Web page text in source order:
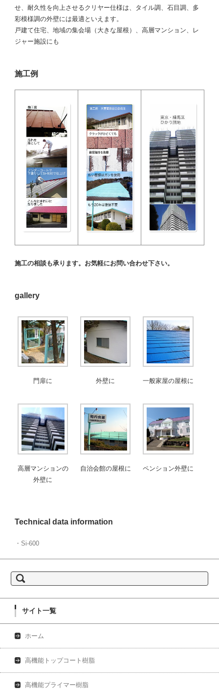
せ、耐久性を向上させるクリヤー仕様は、タイル調、石目調、多
彩模様調の外壁には最適といえます。
戸建て住宅、地域の集会場（大きな屋根）、高層マンション、レ
ジャー施設にも
施工例
施工の相談も承ります。お気軽にお問い合わせ下さい。
gallery
門扉に 外壁に 一般家屋の屋根に
高層マンションの
外壁に
自治会館の屋根に ペンション外壁に
Technical data information
・Si-600
検索:
サイト一覧
ホーム
高機能トップコート樹脂
高機能プライマー樹脂